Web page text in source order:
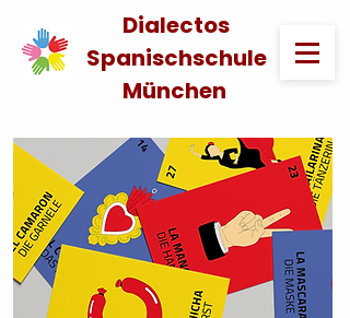
Dialectos
Spanischschule
München